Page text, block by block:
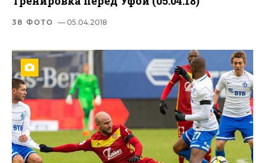
38 ФОТО — 05.04.2018